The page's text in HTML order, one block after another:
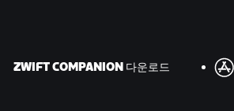
ZWIFT COMPANION 다운로드